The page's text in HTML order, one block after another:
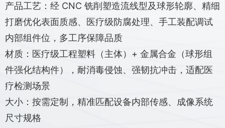
产品工艺：经 CNC 铣削塑造流线型及球形轮廓、精细
打磨优化表面质感、医疗级防腐处理、手工装配调试
内部组件位，多工序保障品质
材质：医疗级工程塑料（主体）+ 金属合金（球形组
件强化结构件），耐消毒侵蚀、强韧抗冲击，适配医
疗检测场景
大小：按需定制，精准匹配设备内部传感、成像系统
尺寸规格